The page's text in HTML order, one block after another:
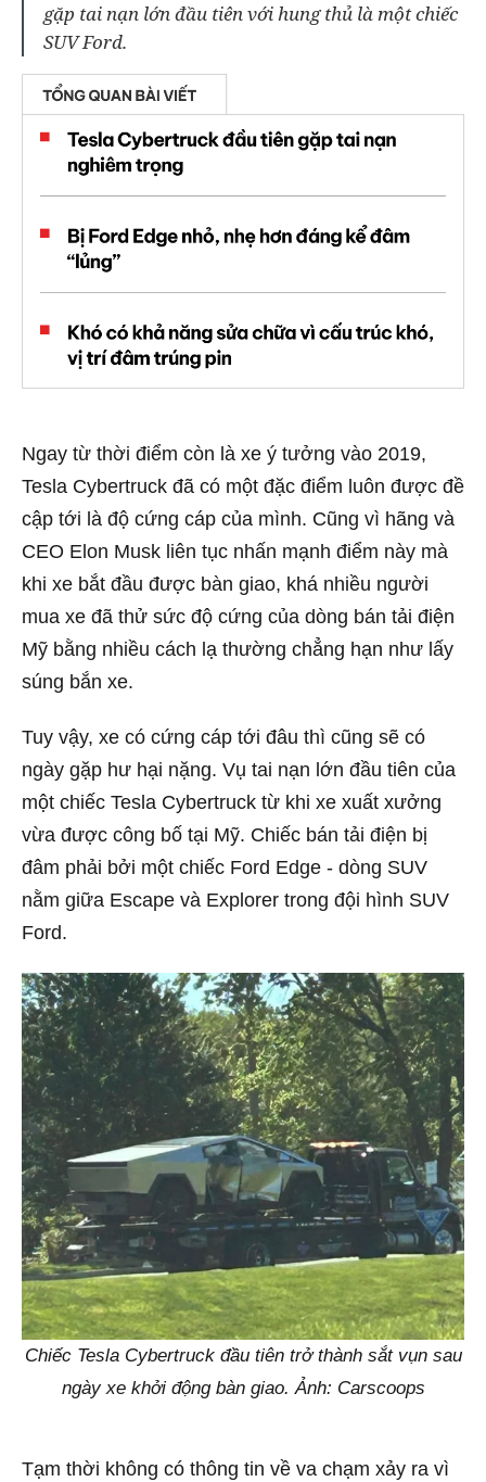
gặp tai nạn lớn đầu tiên với hung thủ là một chiếc
SUV Ford.
Ngay từ thời điểm còn là xe ý tưởng vào 2019,
Tesla Cybertruck đã có một đặc điểm luôn được đề
cập tới là độ cứng cáp của mình. Cũng vì hãng và
CEO Elon Musk liên tục nhấn mạnh điểm này mà
khi xe bắt đầu được bàn giao, khá nhiều người
mua xe đã thử sức độ cứng của dòng bán tải điện
Mỹ bằng nhiều cách lạ thường chẳng hạn như lấy
súng bắn xe.
Tuy vậy, xe có cứng cáp tới đâu thì cũng sẽ có
ngày gặp hư hại nặng. Vụ tai nạn lớn đầu tiên của
một chiếc Tesla Cybertruck từ khi xe xuất xưởng
vừa được công bố tại Mỹ. Chiếc bán tải điện bị
đâm phải bởi một chiếc Ford Edge - dòng SUV
nằm giữa Escape và Explorer trong đội hình SUV
Ford.
Chiếc Tesla Cybertruck đầu tiên trở thành sắt vụn sau
ngày xe khởi động bàn giao. Ảnh: Carscoops
Tạm thời không có thông tin về va chạm xảy ra vì